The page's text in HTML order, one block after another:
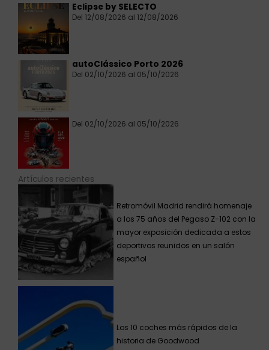
Eclipse by SELECTO
Del 12/08/2026 al 12/08/2026
autoClássico Porto 2026
Del 02/10/2026 al 05/10/2026
Del 02/10/2026 al 05/10/2026
Artículos recientes
Retromóvil Madrid rendirá homenaje
a los 75 años del Pegaso Z-102 con la
mayor exposición dedicada a estos
deportivos reunidos en un salón
español
Los 10 coches más rápidos de la
historia de Goodwood